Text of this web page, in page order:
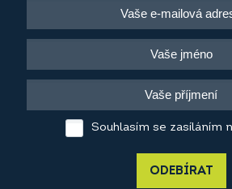
Souhlasím se zasíláním
ODEBÍRAT